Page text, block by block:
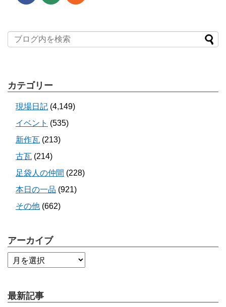
カテゴリー
現場日記 (4,149)
イベント (535)
新作瓦 (213)
古瓦 (214)
足袋人の仲間 (228)
本日の一品 (921)
その他 (662)
アーカイブ
最新記事